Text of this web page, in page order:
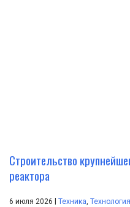
Строительство
реактора
6 июля 2026 Техника, Технология